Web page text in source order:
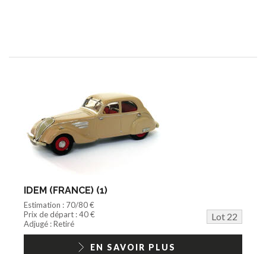
IDEM (FRANCE) (1)
Estimation : 70/80 €
Prix de départ : 40 €
Lot 22
Adjugé : Retiré
EN SAVOIR PLUS